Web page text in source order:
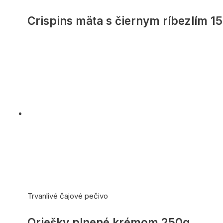
Crispins mäta s čiernym ríbezlím
Trvanlivé čajové pečivo